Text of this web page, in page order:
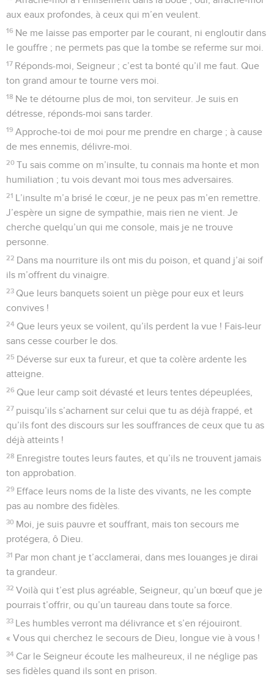
t’offrant des pièces d’argent ; disperse les peuples qui se
Des ambassadeurs arrivent d’Égypte, les Éthiopiens
Royaumes de la terre, chantez en l’honneur de Dieu,
qui chevauche au plus haut du ciel éternel. Le voici qui
Proclamez que la force est à Dieu, que sa majesté domine
O Dieu, tu te révèles redoutable depuis ton sanctuaire.
pouvoir. Merci à Dieu !
© Société biblique française – Bibli’O, 1997, avec autorisation. Pour vous procurer
une Bible imprimée, rendez-vous sur www.editionsbiblio.fr
69
Seuls les Évangiles sont disponibles en vidéo pour le moment.
Viens vite, Seigneur
accompagnement sur guitares.
Dieu, au secours, j’ai de l’eau jusqu’au cou !
J’enfonce tout au fond de la boue, sans trouver un sol
par le courant.
brûlante. Mon regard se fatigue à t’attendre, mon Dieu.
5
les cheveux sur ma tête. A tort ils me traitent en ennemi, et
ils ont le pouvoir de me détruire. Ce que je n’ai pas pris, voilà
que je devrais le rendre !
6 Mais toi, Dieu, tu sais comme j’ai été sot, et mes fautes ne
t’échappent pas.
7 Seigneur, Dieu de l’univers, je ne voudrais pas faire honte à
ceux qui comptent sur toi. Dieu d’Israël, ne laisse pas tes
fidèles dans l’humiliation à cause de moi.
8 Car c’est pour toi que je subis des insultes, que je rougis
d’humiliation,